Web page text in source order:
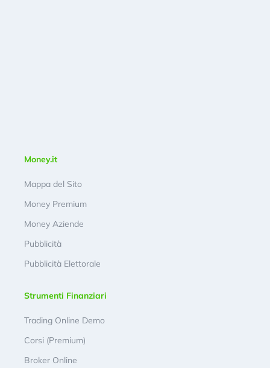
Money.it
Mappa del Sito
Money Premium
Money Aziende
Pubblicità
Pubblicità Elettorale
Strumenti Finanziari
Trading Online Demo
Corsi (Premium)
Broker Online